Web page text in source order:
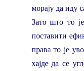
морају да иду
Зато што то
поставити
права то је
хајде да се